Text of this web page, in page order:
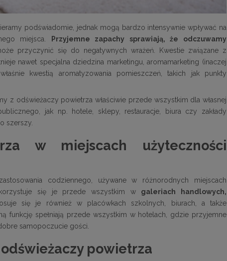
podświadomie, jednak mogą bardzo intensywnie wpływać na
miejsca. Przyjemne zapachy sprawiają, że odczuwamy
przyczynić się do negatywnych wrażeń. Kwestie związane z
nawet specjalna dziedzina marketingu, aromamarketing (inaczej
kwestią aromatyzowania pomieszczeń, takich jak punkty
z odświeżaczy powietrza właściwie przede wszystkim dla własnej
jak np. hotele, sklepy, restauracje, biura czy zakłady
szerszy.
w miejscach użyteczności
codziennego, używane w różnorodnych miejscach
się je przede wszystkim w galeriach handlowych,
się je również w placówkach szkolnych, biurach, a także
funkcję spełniają przede wszystkim w hotelach, gdzie przyjemne
samopoczucie gości.
powietrza